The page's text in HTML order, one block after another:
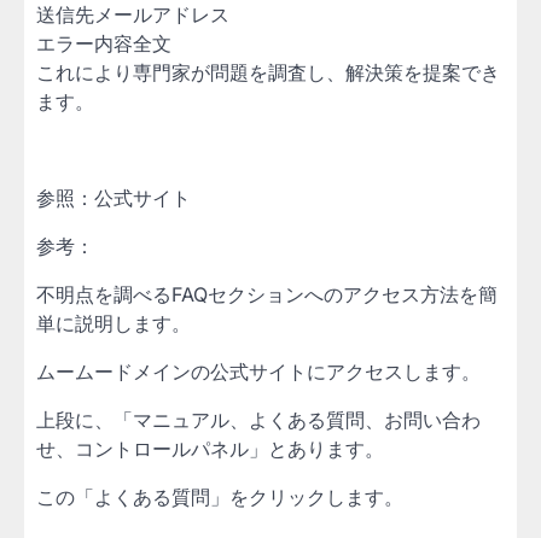
送信先メールアドレス
エラー内容全文
これにより専門家が問題を調査し、解決策を提案でき
ます。
参照：公式サイト
参考：
不明点を調べるFAQセクションへのアクセス方法を簡
単に説明します。
ムームードメインの公式サイトにアクセスします。
上段に、「マニュアル、よくある質問、お問い合わ
せ、コントロールパネル」とあります。
この「よくある質問」をクリックします。